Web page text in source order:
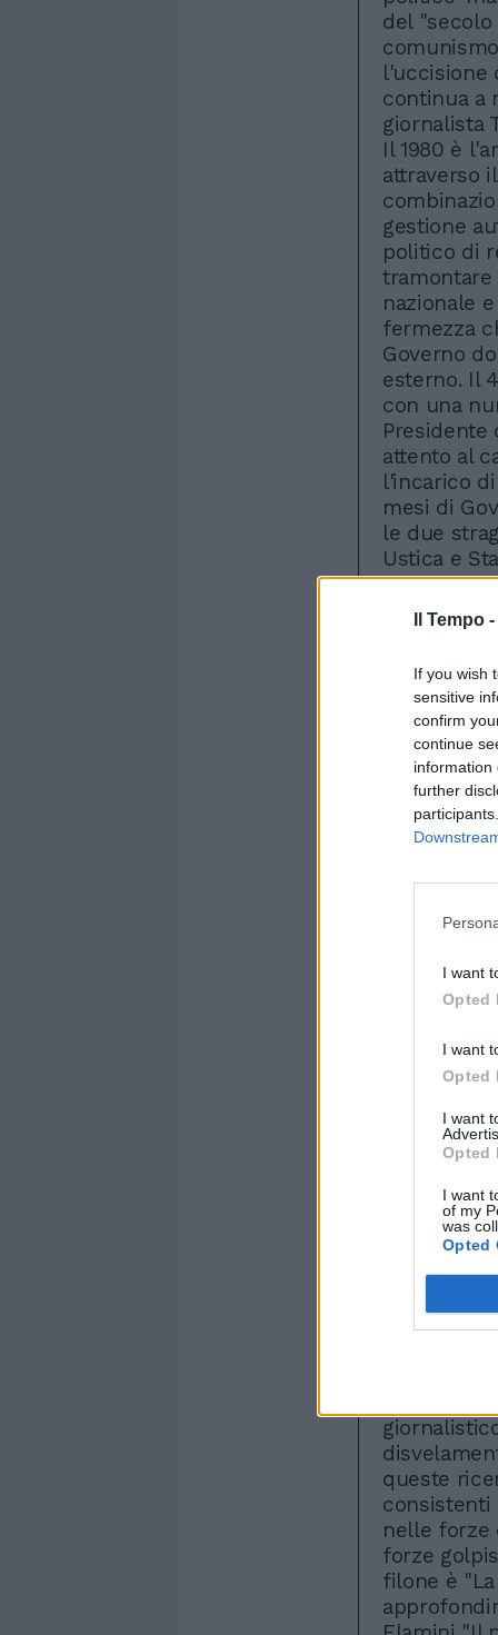
Il Tempo -
If you wish
sensitive
confirm
continue
information
further
I want
Opted
I want
Opted
I want
Opted
I want
of my
was
Opted